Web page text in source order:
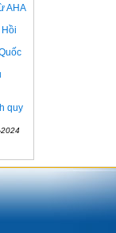
AHA
quy